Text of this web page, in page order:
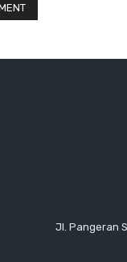
Jl. Pangeran